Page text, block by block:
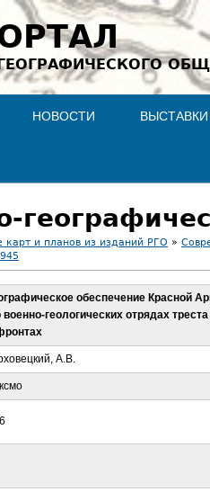
navigation
НОВОСТИ ВЫСТАВКИ
карт и планов из изданий РГО »
обеспечение Красной
геологических отрядах треста
А.В.